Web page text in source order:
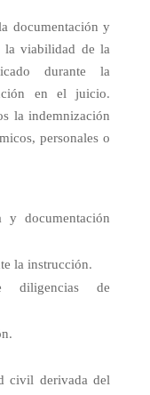
documentación y
la viabilidad de la
durante la
en el juicio.
la indemnización
personales o
y documentación
la instrucción.
diligencias de
civil derivada del